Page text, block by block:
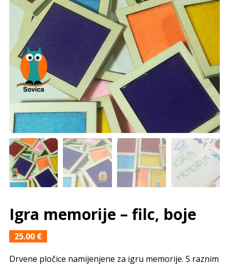
Igra memorije – filc, boje
25.00 €
Drvene pločice namijenjene za igru memorije. S raznim